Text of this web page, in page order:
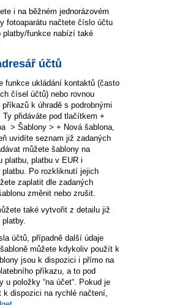
i na běžném jednorázovém
fotoaparátu načtete číslo účtu
platby/funkce nabízí také
účtů
funkce ukládání kontaktů (často
čísel účtů) nebo rovnou
k úhradě s podrobnými
Ty přidáváte pod tlačítkem +
> Šablony > + Nová šablona,
uvidíte seznam již zadaných
můžete šablony na
platbu, platbu v EUR i
platbu. Po rozkliknutí jejich
zaplatit dle zadaných
změnit nebo zrušit.
také vytvořit z detailu již
platby.
účtů, případně další údaje
můžete kdykoliv použít k
jsou k dispozici i přímo na
příkazu, a to pod
u položky “na účet“. Pokud je
k dispozici na rychlé načtení,